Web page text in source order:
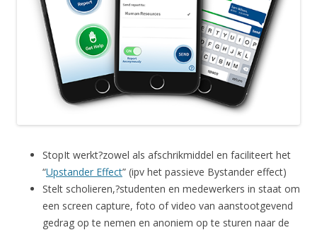
StopIt werkt?zowel als afschrikmiddel en faciliteert het
“Upstander Effect” (ipv het passieve Bystander effect)
Stelt scholieren,?studenten en medewerkers in staat om
een screen capture, foto of video van aanstootgevend
gedrag op te nemen en anoniem op te sturen naar de